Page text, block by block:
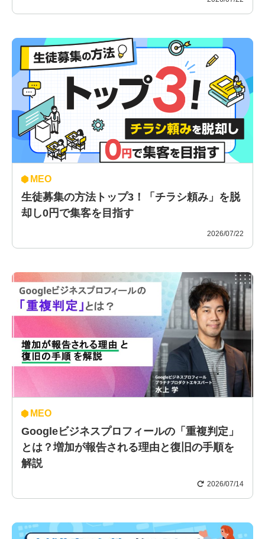
MEO
生徒募集の方法トップ3！「チラシ頼み」を脱
却し0円で集客を目指す
2026/07/22
MEO
Googleビジネスプロフィールの「重複判定」
とは？増加が報告される理由と復旧の手順を
解説
2026/07/14